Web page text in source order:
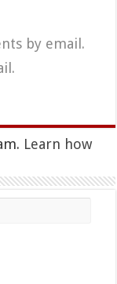
by email.
Learn how